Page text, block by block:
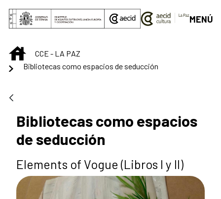
Saltar al contenido principal
MENÚ
INICIOCCE - LA PAZ
Bibliotecas como espacios de seducción
Bibliotecas como espacios
de seducción
Elements of Vogue (Libros I y II)